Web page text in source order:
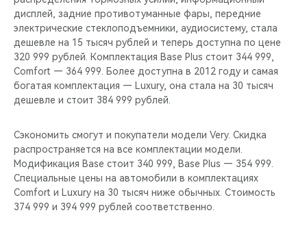
БЛАГОТВОРИТЕЛЬНОСТЬ
CHERY REMOTE
ВИДЕООБЗОРЫ
CHERY ДЛЯ ДЕТЕЙ
дисплей, задние противотуманные фары, передние
электрические стеклоподъемники, аудиосистему, стала
дешевле на 15 тысяч рублей и теперь доступна по цене
320 999 рублей. Комплектация Base Plus стоит 344 999,
Comfort — 364 999. Более доступна в 2012 году и самая
богатая комплектация — Luxury, она стала на 30 тысяч
дешевле и стоит 384 999 рублей.
Сэкономить смогут и покупатели модели Very. Скидка
распространяется на все комплектации модели.
Модификация Base стоит 340 999, Base Plus — 354 999.
Специальные цены на автомобили в комплектациях
Comfort и Luxury на 30 тысяч ниже обычных. Стоимость
374 999 и 394 999 рублей соответственно.